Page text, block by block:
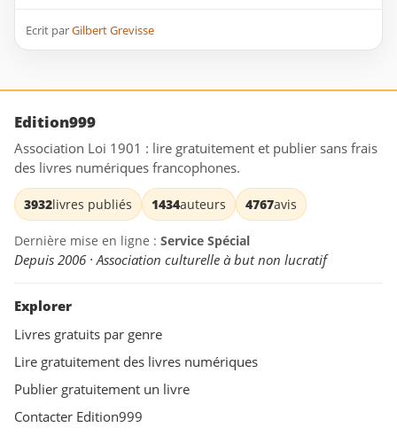
Ecrit parGilbert Grevisse
Edition999
Association Loi 1901 : lire gratuitement et publier sans frais
des livres numériques francophones.
3932livres publiés 1434auteurs 4767avis
Dernière mise en ligne : Service Spécial
Depuis 2006 · Association culturelle à but non lucratif
Explorer
Livres gratuits par genre
Lire gratuitement des livres numériques
Publier gratuitement un livre
Contacter Edition999